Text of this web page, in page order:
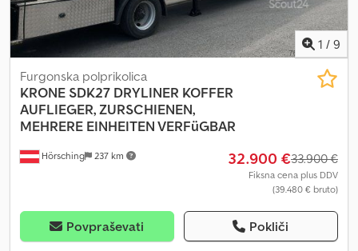
1 / 9
Hörsching 237 km
Furgonska polprikolica
KRONE SDK27 DRYLINER KOFFER
AUFLIEGER, ZURSCHIENEN,
MEHRERE EINHEITEN VERFüGBAR
32.900 €33.900 €
Fiksna cena plus DDV
(39.480 € bruto)
Povpraševati Pokliči